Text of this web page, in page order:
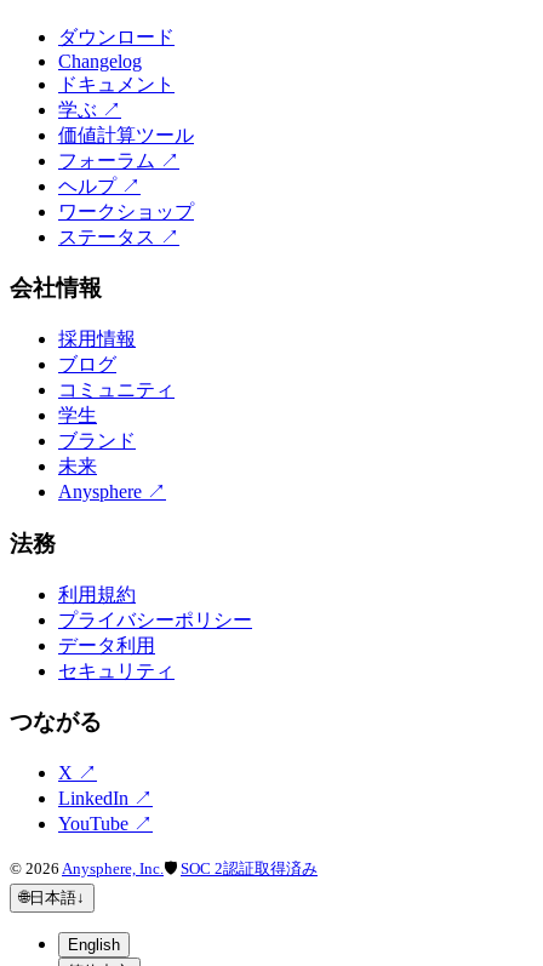
ダウンロード
Changelog
ドキュメント
学ぶ ↗
価値計算ツール
フォーラム ↗
ヘルプ↗
ワークショップ
ステータス ↗
会社情報
採用情報
ブログ
コミュニティ
学生
ブランド
未来
Anysphere ↗
法務
利用規約
プライバシーポリシー
データ利用
セキュリティ
つながる
X ↗
LinkedIn ↗
YouTube ↗
© 2026 Anysphere, Inc. 🛡 SOC 2認証取得済み
🌐日本語↓
English